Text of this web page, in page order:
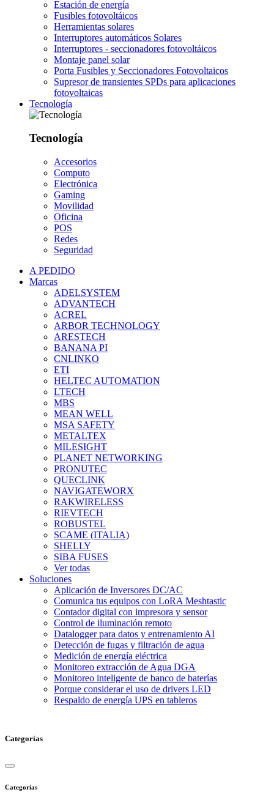
Estación de energía
Fusibles fotovoltáicos
Herramientas solares
Interruptores automáticos Solares
Interruptores - seccionadores fotovoltáicos
Montaje panel solar
Porta Fusibles y Seccionadores Fotovoltaicos
Supresor de transientes SPDs para aplicaciones
fotovoltaicas
Tecnología
Tecnología
Accesorios
Computo
Electrónica
Gaming
Movilidad
Oficina
POS
Redes
Seguridad
A PEDIDO
Marcas
ADELSYSTEM
ADVANTECH
ACREL
ARBOR TECHNOLOGY
ARESTECH
BANANA PI
CNLINKO
ETI
HELTEC AUTOMATION
LTECH
MBS
MEAN WELL
MSA SAFETY
METALTEX
MILESIGHT
PLANET NETWORKING
PRONUTEC
QUECLINK
NAVIGATEWORX
RAKWIRELESS
RIEVTECH
ROBUSTEL
SCAME (ITALIA)
SHELLY
SIBA FUSES
Ver todas
Soluciones
Aplicación de Inversores DC/AC
Comunica tus equipos con LoRA Meshtastic
Contador digital con impresora y sensor
Control de iluminación remoto
Datalogger para datos y entrenamiento AI
Detección de fugas y filtración de agua
Medición de energía eléctrica
Monitoreo extracción de Agua DGA
Monitoreo inteligente de banco de baterías
Porque considerar el uso de drivers LED
Respaldo de energía UPS en tableros
Categorías
Categorías